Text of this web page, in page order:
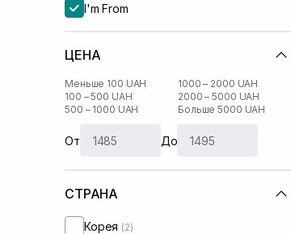
I'm From
ЦЕНА
Меньше 100 UAH
100 – 500 UAH
500 – 1000 UAH
1000 – 2000 UAH
2000 – 5000 UAH
Больше 5000 UAH
От До
СТРАНА
Корея (2)